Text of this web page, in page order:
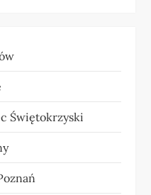
Świętokrzyski